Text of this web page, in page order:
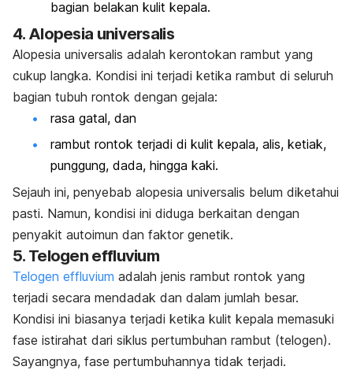
bagian belakan kulit kepala.
4. Alopesia universalis
Alopesia universalis adalah kerontokan rambut yang
cukup langka. Kondisi ini terjadi ketika rambut di seluruh
bagian tubuh rontok dengan gejala:
rasa gatal, dan
rambut rontok terjadi di kulit kepala, alis, ketiak,
punggung, dada, hingga kaki.
Sejauh ini, penyebab alopesia universalis belum diketahui
pasti. Namun, kondisi ini diduga berkaitan dengan
penyakit autoimun dan faktor genetik.
5. Telogen effluvium
Telogen effluvium adalah jenis rambut rontok yang
terjadi secara mendadak dan dalam jumlah besar.
Kondisi ini biasanya terjadi ketika kulit kepala memasuki
fase istirahat dari siklus pertumbuhan rambut (telogen).
Sayangnya, fase pertumbuhannya tidak terjadi.